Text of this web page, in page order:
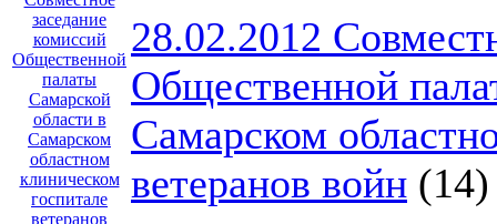
28.02.2012
Общественной
Самарском
ветеранов войн (14)